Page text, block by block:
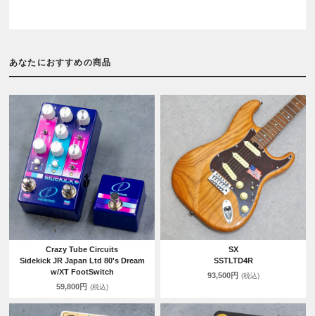
あなたにおすすめの商品
Crazy Tube Circuits
Sidekick JR Japan Ltd 80's Dream
w/XT FootSwitch
59,800円 (税込)
SX
SSTLTD4R
93,500円 (税込)